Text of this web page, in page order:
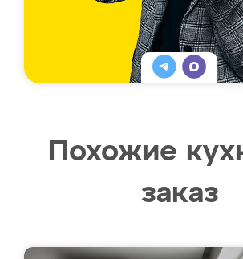
Похожие
заказ